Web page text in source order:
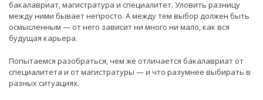
бакалавриат, магистратура и специалитет. Уловить разницу
между ними бывает непросто. А между тем выбор должен быть
осмысленным — от него зависит ни много ни мало, как вся
будущая карьера.
Попытаемся разобраться, чем же отличается бакалавриат от
специалитета и от магистратуры — и что разумнее выбирать в
разных ситуациях.